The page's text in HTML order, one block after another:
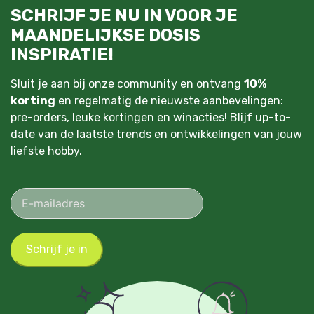
SCHRIJF JE NU IN VOOR JE
MAANDELIJKSE DOSIS
INSPIRATIE!
Sluit je aan bij onze community en ontvang 10%
korting en regelmatig de nieuwste aanbevelingen:
pre-orders, leuke kortingen en winacties! Blijf up-to-
date van de laatste trends en ontwikkelingen van jouw
liefste hobby.
Schrijf je in